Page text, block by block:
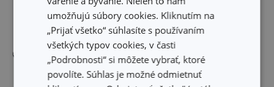
VÝŠKA PRODUKTU (CM)
Ostatné parametre
umožňujú súbory cookies. Kliknutím na
„Prijať všetko“ súhlasíte s používaním
všetkých typov cookies, v časti
„Podrobnosti“ si môžete vybrať, ktoré
povolíte. Súhlas je možné odmietnuť